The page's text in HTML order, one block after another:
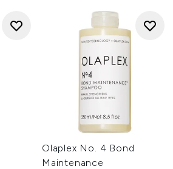
Olaplex No. 4 Bond
Maintenance